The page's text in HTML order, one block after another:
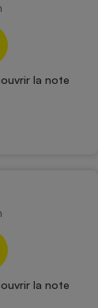
la note
la note